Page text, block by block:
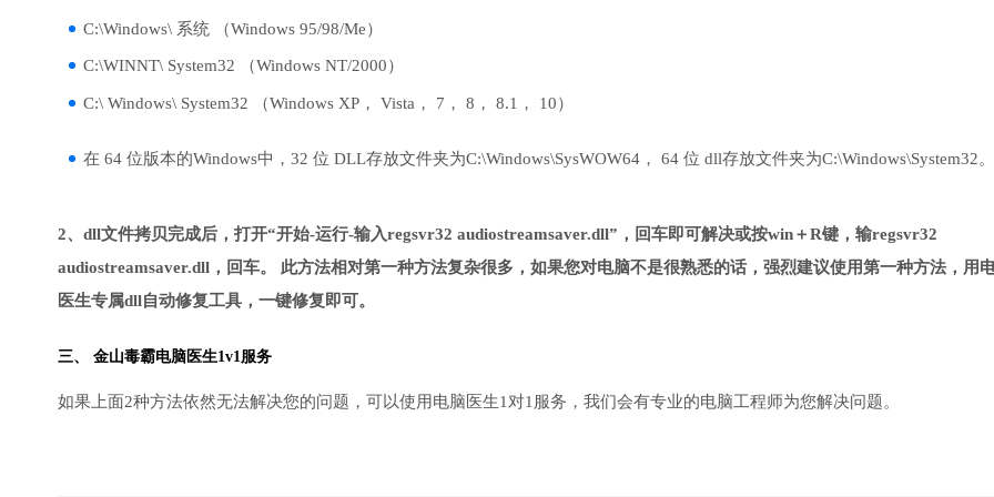
C:\Windows\ 系统 （Windows 95/98/Me）
C:\WINNT\ System32 （Windows NT/2000）
C:\ Windows\ System32 （Windows XP， Vista， 7， 8， 8.1， 10）
在 64 位版本的Windows中，32 位 DLL存放文件夹为C:\Windows\SysWOW64， 64 位 dll存放文件夹为C:\Windows\System32。
2、dll文件拷贝完成后，打开“开始-运行-输入regsvr32 audiostreamsaver.dll”，回车即可解决或按win＋R键，输regsvr32
audiostreamsaver.dll，回车。 此方法相对第一种方法复杂很多，如果您对电脑不是很熟悉的话，强烈建议使用第一种方法，用
医生专属dll自动修复工具，一键修复即可。
三、 金山毒霸电脑医生1v1服务
如果上面2种方法依然无法解决您的问题，可以使用电脑医生1对1服务，我们会有专业的电脑工程师为您解决问题。